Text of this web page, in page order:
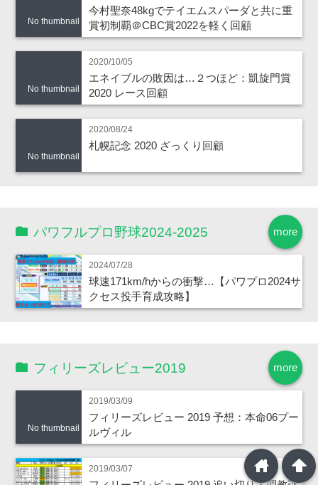
No thumbnail
今村聖奈48kgでテイエムスパーダと共に重
賞初制覇＠CBC賞2022を軽く回顧
No thumbnail
2020/10/05
エネイブルの敗因は…２つほど：凱旋門賞
2020 レース回顧
No thumbnail
2020/08/24
札幌記念 2020 ざっくり回顧
more
パワフルプロ野球2024-2025
2024/07/28
球速171km/hからの衝撃…【パワプロ2024サ
クセス投手育成攻略】
more
フィリーズレビュー2019
No thumbnail
2019/03/09
フィリーズレビュー 2019 予想：本命06プー
ルヴィル
2019/03/07 arrowup
home